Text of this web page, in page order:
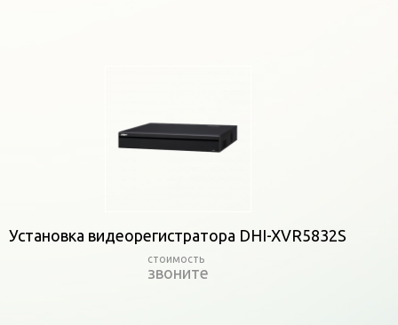
Установка видеорегистратора DHI-XVR5832S
звоните